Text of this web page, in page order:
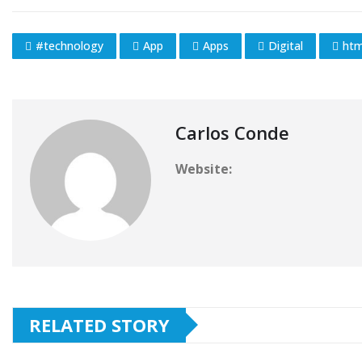
#technology App Apps Digital
Carlos Conde
Website:
RELATED STORY